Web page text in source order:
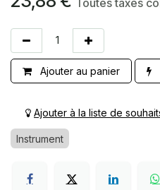
Ajouter au panier
Ajouter à la liste de
Instrument